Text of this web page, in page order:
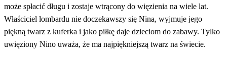
może spłacić długu i zostaje wtrącony do więzienia na wiele lat.
Właściciel lombardu nie doczekawszy się Nina, wyjmuje jego
piękną twarz z kuferka i jako piłkę daje dzieciom do zabawy. Tylko
uwięziony Nino uważa, że ma najpiękniejszą twarz na świecie.